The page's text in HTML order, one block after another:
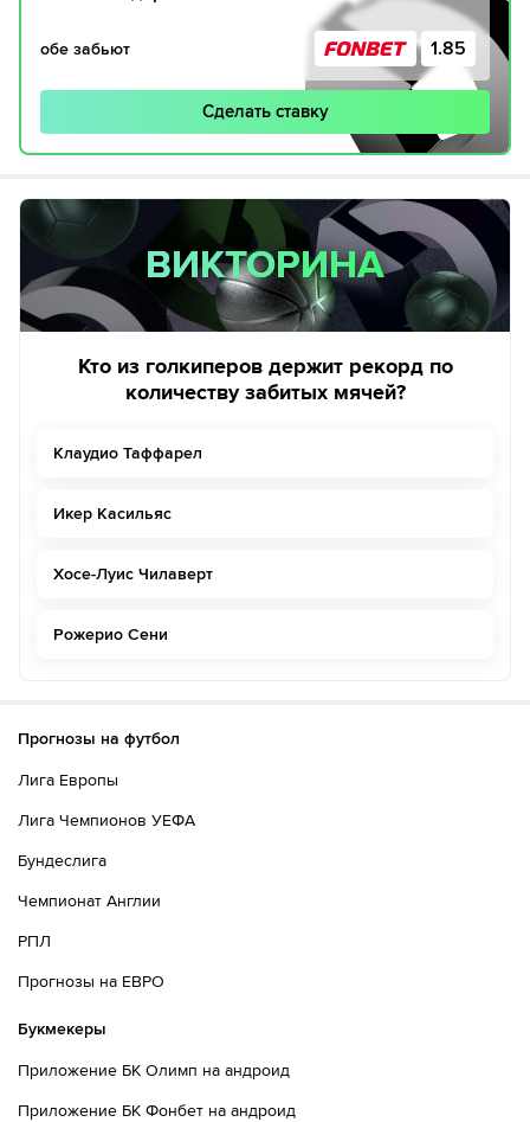
обе забьют 1.85
Сделать ставку
ВИКТОРИНА
ВИКТОРИНА
Кто из голкиперов держит рекорд по
количеству забитых мячей?
Клаудио Таффарел
Икер Касильяс
Хосе-Луис Чилаверт
Рожерио Сени
Прогнозы на футбол
Лига Европы
Лига Чемпионов УЕФА
Бундеслига
Чемпионат Англии
РПЛ
Прогнозы на ЕВРО
Букмекеры
Приложение БК Олимп на андроид
Приложение БК Фонбет на андроид